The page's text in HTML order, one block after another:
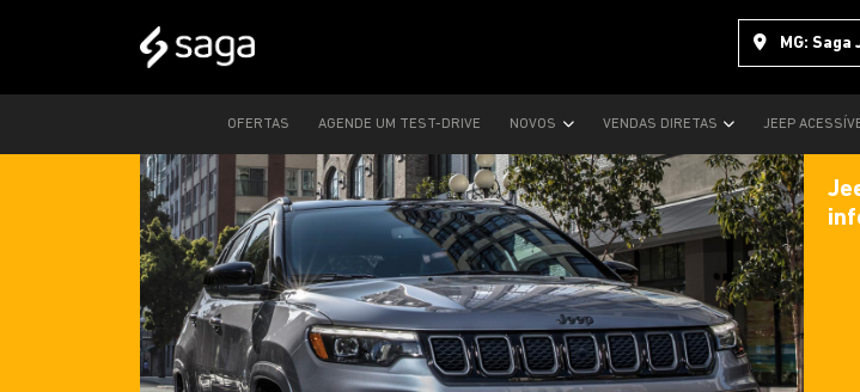
MG:
OFERTAS AGENDE UM TEST-DRIVE NOVOS VENDAS DIRETAS JEEP